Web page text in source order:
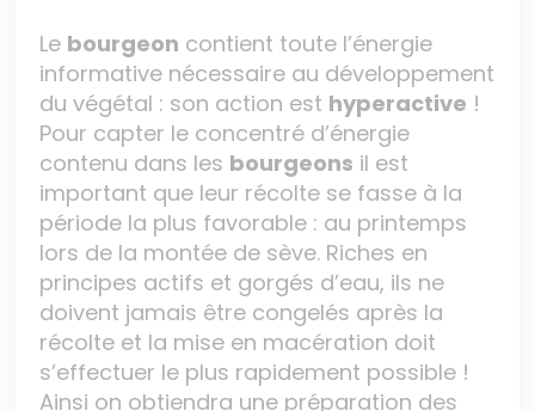
Le bourgeon contient toute l’énergie
informative nécessaire au développement
du végétal : son action est hyperactive !
Pour capter le concentré d’énergie
contenu dans les bourgeons il est
important que leur récolte se fasse à la
période la plus favorable : au printemps
lors de la montée de sève. Riches en
principes actifs et gorgés d’eau, ils ne
doivent jamais être congelés après la
récolte et la mise en macération doit
s’effectuer le plus rapidement possible !
Ainsi on obtiendra une préparation des